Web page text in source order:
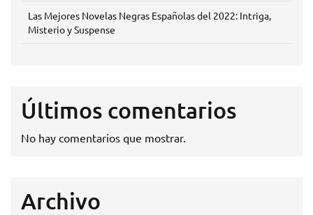
Las Mejores Novelas Negras Españolas del 2022: Intriga,
Misterio y Suspense
Últimos comentarios
No hay comentarios que mostrar.
Archivo